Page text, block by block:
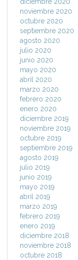
diciembre 2020
noviembre 2020
octubre 2020
septiembre 2020
agosto 2020
julio 2020
junio 2020
mayo 2020
abril 2020
marzo 2020
febrero 2020
enero 2020
diciembre 2019
noviembre 2019
octubre 2019
septiembre 2019
agosto 2019
julio 2019
junio 2019
mayo 2019
abril 2019
marzo 2019
febrero 2019
enero 2019
diciembre 2018
noviembre 2018
octubre 2018